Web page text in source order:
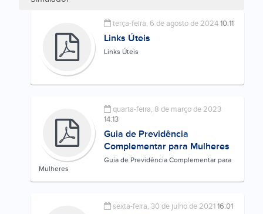
terça-feira, 6 de agosto de 202410:11
Links Úteis
Links Úteis
quarta-feira, 8 de março de 2023
14:13
Guia de Previdência
Complementar para Mulheres
Guia de Previdência Complementar para
Mulheres
sexta-feira, 30 de julho de 202116:01